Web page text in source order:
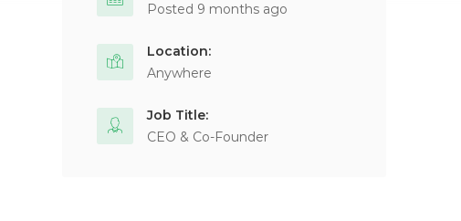
Posted 9 months ago
Location:
Anywhere
Job Title:
CEO & Co-Founder